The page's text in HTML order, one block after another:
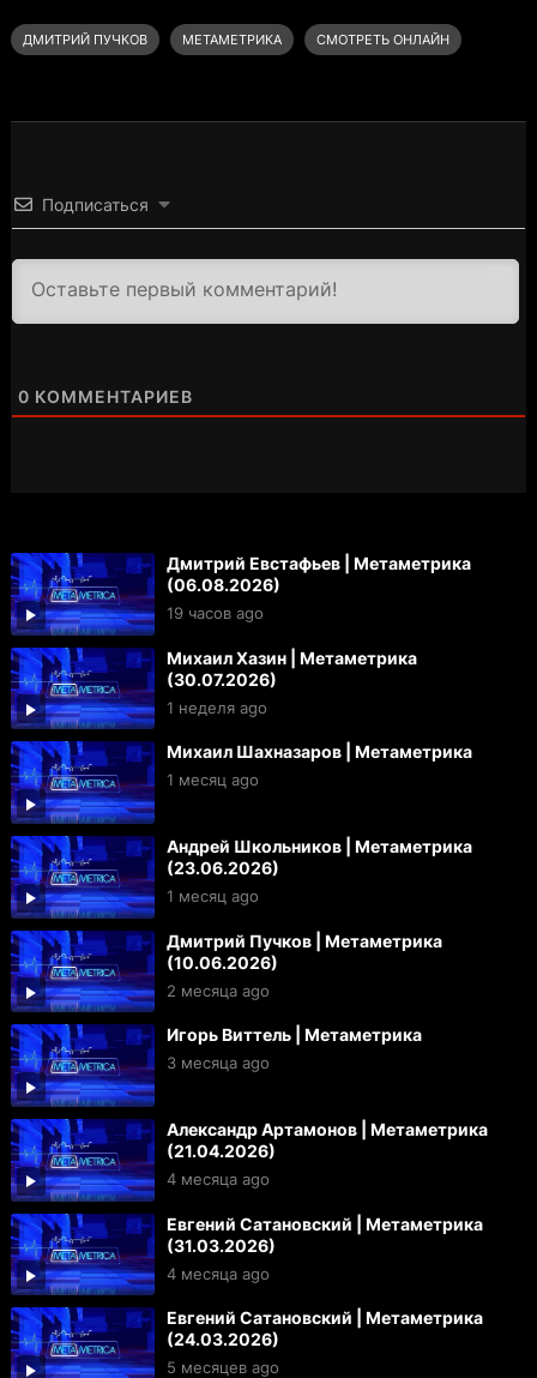
ДМИТРИЙ ПУЧКОВ МЕТАМЕТРИКА СМОТРЕТЬ ОНЛАЙН
Подписаться
0 КОММЕНТАРИЕВ
Дмитрий Евстафьев | Метаметрика
(06.08.2026)
19 часов ago
Михаил Хазин | Метаметрика
(30.07.2026)
1 неделя ago
Михаил Шахназаров | Метаметрика
1 месяц ago
Андрей Школьников | Метаметрика
(23.06.2026)
1 месяц ago
Дмитрий Пучков | Метаметрика
(10.06.2026)
2 месяца ago
Игорь Виттель | Метаметрика
3 месяца ago
Александр Артамонов | Метаметрика
(21.04.2026)
4 месяца ago
Евгений Сатановский | Метаметрика
(31.03.2026)
4 месяца ago
Евгений Сатановский | Метаметрика
(24.03.2026)
5 месяцев ago